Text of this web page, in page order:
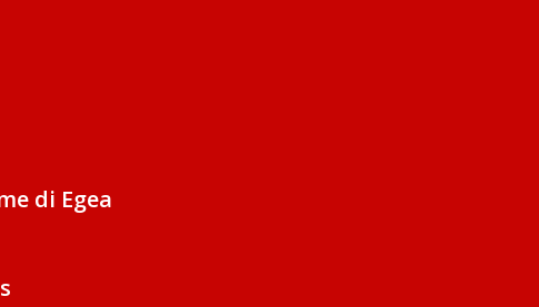
di Egea